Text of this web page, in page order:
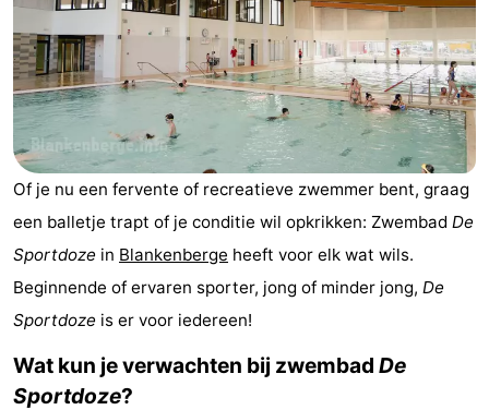
-
Residentie
Green
Garden
-
Seaside
Blankenberge
Bed
(&
breakfasts)
Campings
Vakantiehuizen
Beachside
-
Of je nu een fervente of recreatieve zwemmer bent, graag
een balletje trapt of je conditie wil opkrikken: Zwembad De
Sportdoze in Blankenberge heeft voor elk wat wils.
Beginnende of ervaren sporter, jong of minder jong, De
Sportdoze is er voor iedereen!
Wat kun je verwachten bij zwembad De
Sportdoze?